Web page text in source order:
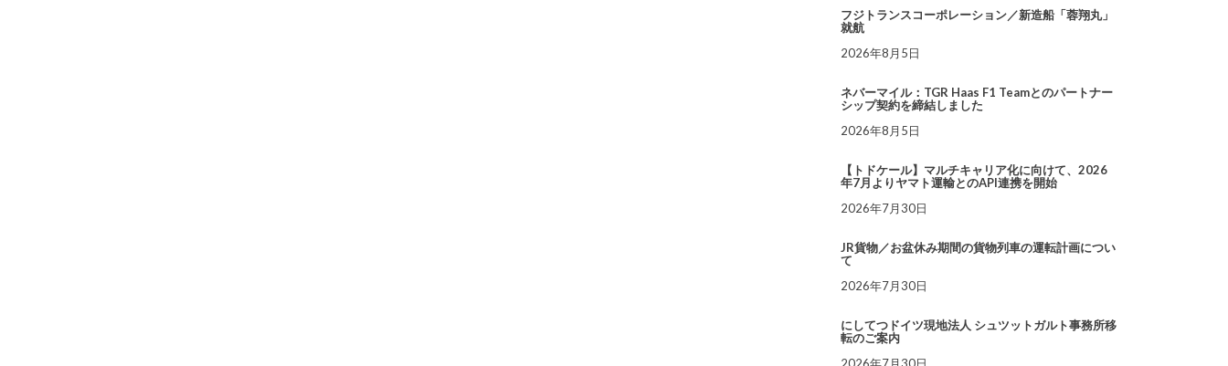
フジトランスコーポレーション／新造船「蓉翔丸」
就航
2026年8月5日
ネバーマイル：TGR Haas F1 Teamとのパートナー
シップ契約を締結しました
2026年8月5日
【トドケール】マルチキャリア化に向けて、2026
年7月よりヤマト運輸とのAPI連携を開始
2026年7月30日
JR貨物／お盆休み期間の貨物列車の運転計画につい
て
2026年7月30日
にしてつドイツ現地法人 シュツットガルト事務所移
転のご案内
2026年7月30日